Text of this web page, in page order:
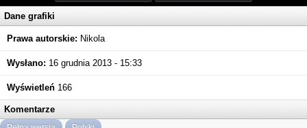
Dane grafiki
Prawa autorskie: Nikola
Wysłano: 16 grudnia 2013 - 15:33
Wyświetleń 166
Komentarze